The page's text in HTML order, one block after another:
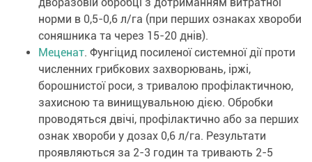
дворазовій обробці з дотриманням витратної
норми в 0,5-0,6 л/га (при перших ознаках хвороби
соняшника та через 15-20 днів).
Меценат. Фунгіцид посиленої системної дії проти
численних грибкових захворювань, іржі,
борошнистої роси, з тривалою профілактичною,
захисною та винищувальною дією. Обробки
проводяться двічі, профілактично або за перших
ознак хвороби у дозах 0,6 л/га. Результати
проявляються за 2-3 годин та тривають 2-5